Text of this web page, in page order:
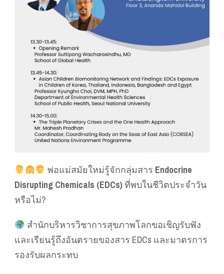
พ่อแม่สมัยใหม่รู้จักกลุ่มสาร Endocrine
Disrupting Chemicals (EDCs)ที่พบในชีวิตประจำวัน
หรือไม่?
สำนักบริหารวิชาการสุขภาพโลกขอเชิญรับฟัง
และเรียนรู้ถึงอันตรายของสาร EDCs และมาตรการ
รองรับผลกระทบ